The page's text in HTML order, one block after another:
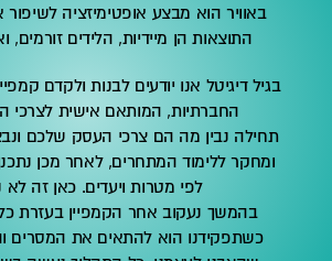
באוויר הוא מבצע אופטימיזציה לשיפור
התוצאות הן מיידיות, הלידים זורמים,
בגיל דיגיטל אנו יודעים לבנות ולקדם
החברתיות, המותאם אישית לצרכי
תחילה נבין מה הם צרכי העסק שלכם
ומחקר ללימוד המתחרים, לאחר מכן
לפי מטרות ויעדים. כאן זה לא
בהמשך נעקוב אחר הקמפיין בעזרת
כשתפקידנו הוא להתאים את המסרים